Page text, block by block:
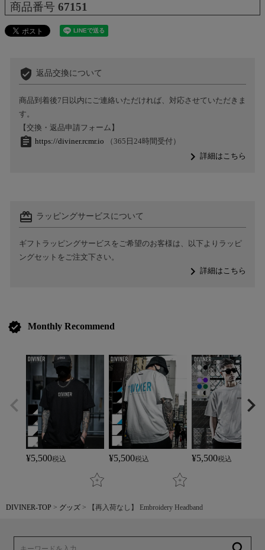
商品番号 67151
verified_user 返品交換について
商品到着後7日以内にご連絡いただければ、対応させていただきま
す。
【交換・返品申請フォーム】
assignment https://diviner.rcmr.io （365日24時間受付）
navigate_next詳細はこちら
card_giftcard ラッピングサービスについて
ギフトラッピングサービスをご希望のお客様は、以下よりラッピ
ングセットをご注文下さい。
navigate_next詳細はこちら
verified Monthly Recommend
¥5,500税込 ¥5,500税込 ¥5,500税込
DIVINER-TOP グッズ 【再入荷なし】 Embroidery Headband